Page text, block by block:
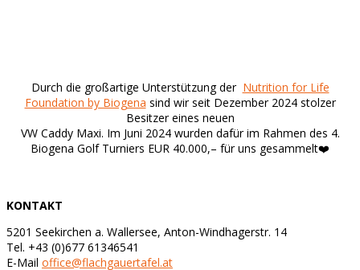
Durch die großartige Unterstützung der Nutrition for Life
Foundation by Biogena sind wir seit Dezember 2024 stolzer
Besitzer eines neuen
VW Caddy Maxi. Im Juni 2024 wurden dafür im Rahmen des 4.
Biogena Golf Turniers EUR 40.000,– für uns gesammelt❤️
KONTAKT
5201 Seekirchen a. Wallersee, Anton-Windhagerstr. 14
Tel. +43 (0)677 61346541
E-Mail office@flachgauertafel.at